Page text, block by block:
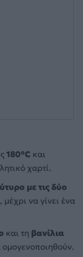
180°C και
χαρτί.
με τις δύο
να γίνει ένα
και τη βανίλια